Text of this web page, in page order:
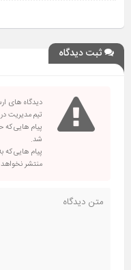
ثبت دیدگاه
دیدگاه های
تیم مدیریت
پیام هایی که
شد.
پیام هایی که
منتشر